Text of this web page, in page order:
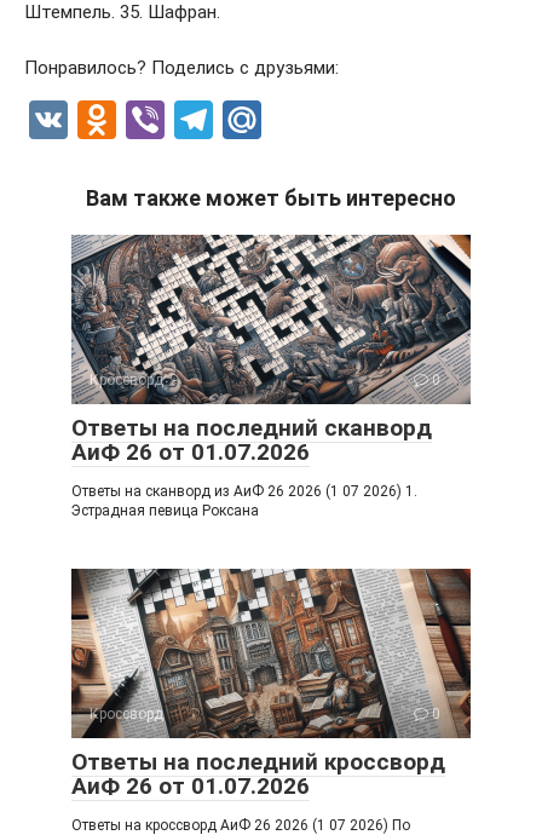
Штемпель. 35. Шафран.
Понравилось? Поделись с друзьями:
V
O
n
o
kl
a
ss
ni
ki
Vi
er
T
e
gr
a
m
.R
u
Вам также может быть интересно
Кроссворд 0
Ответы на последний сканворд
АиФ 26 от 01.07.2026
Ответы на сканворд из АиФ 26 2026 (1 07 2026) 1.
Эстрадная певица Роксана
Кроссворд 0
Ответы на последний кроссворд
АиФ 26 от 01.07.2026
Ответы на кроссворд АиФ 26 2026 (1 07 2026) По